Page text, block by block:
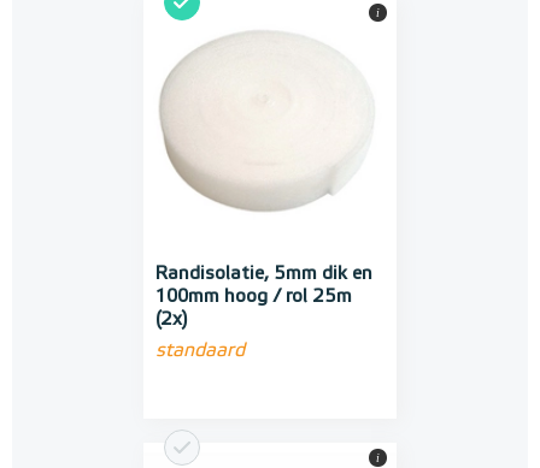
Randisolatie, 5mm dik en
100mm hoog / rol 25m
(2x)
standaard
i
i